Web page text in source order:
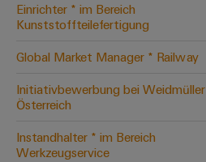
Modifizierte
und
bestückte
Kundenspezifische
Kabelkonfektionierung
Einrichter * im Bereich
Kunststoffteilefertigung
Global Market Manager * Railway
Initiativbewerbung bei Weidmüller
Österreich
Instandhalter * im Bereich
Werkzeugservice